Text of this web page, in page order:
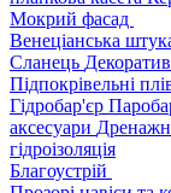
Мокрий фасад
Венеціанська
Сланець
Підпокрівельні
Гідробар'єр
аксесуари
гідроізоляція
Благоустрій